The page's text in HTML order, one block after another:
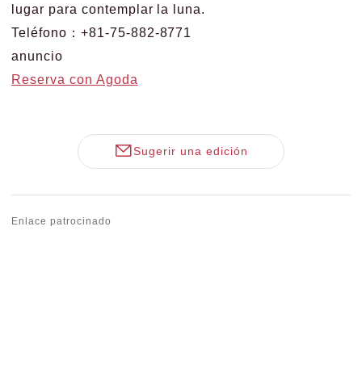
lugar para contemplar la luna.
Teléfono：+81-75-882-8771
anuncio
Reserva con Agoda
Sugerir una edición
Enlace patrocinado